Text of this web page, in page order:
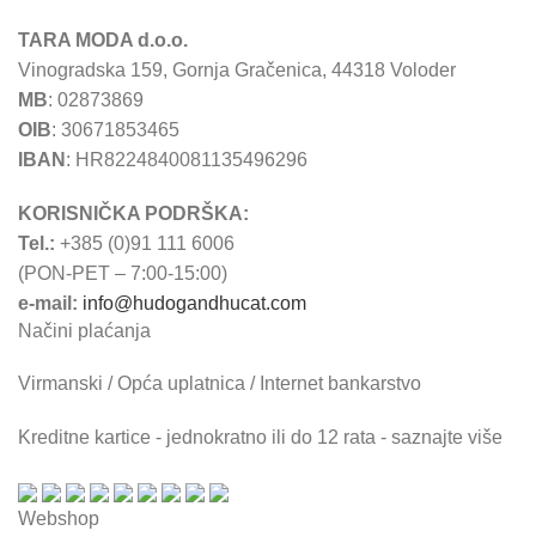
TARA MODA d.o.o.
Vinogradska 159, Gornja Gračenica, 44318 Voloder
MB: 02873869
OIB: 30671853465
IBAN : HR8224840081135496296
KORISNIČKA PODRŠKA:
Tel.: +385 (0)91 111 6006
(PON-PET – 7:00-15:00)
e-mail: info@hudogandhucat.com
Načini plaćanja
Virmanski / Opća uplatnica / Internet bankarstvo
Kreditne kartice - jednokratno ili do 12 rata - saznajte više
Webshop